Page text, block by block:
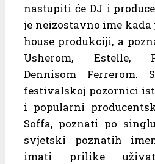
nastupiti će DJ i
je neizostavno ime kada
house produkciji, a
Usherom, Estelle,
Dennisom
festivalskoj pozornici
i popularni
Soffa, poznati po
svjetski poznatih
imati prilike